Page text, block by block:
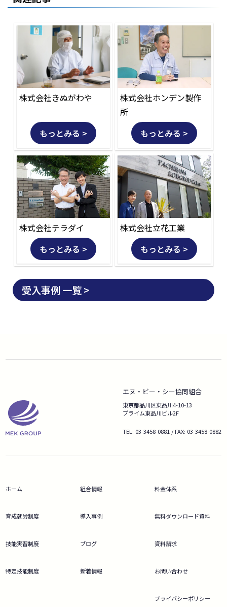
株式会社きぬがわや
もっとみる >
株式会社ホンデン製作
所
もっとみる >
株式会社テラダイ
もっとみる >
株式会社立花工業
もっとみる >
受入事例 一覧 >
ホーム
育成就労制度
技能実習制度
特定技能制度
組合情報
導入事例
ブログ
新着情報
料金体系
無料ダウンロード資料
資料請求
お問い合わせ
プライバシーポリシー
エヌ・ビー・シー協同組合
東京都品川区東品川4-10-13
プライム東品川ビル2F
TEL: 03-3458-0881 / FAX: 03-3458-0882